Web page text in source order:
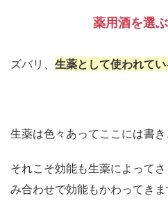
薬用酒を選
ズバリ、 生薬として使われてい
生薬は色々あってここには書き
それこそ効能も生薬によって
み合わせで効能もかわってきま